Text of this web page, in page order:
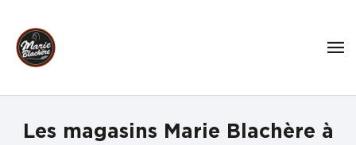
Les magasins Marie Blachère à